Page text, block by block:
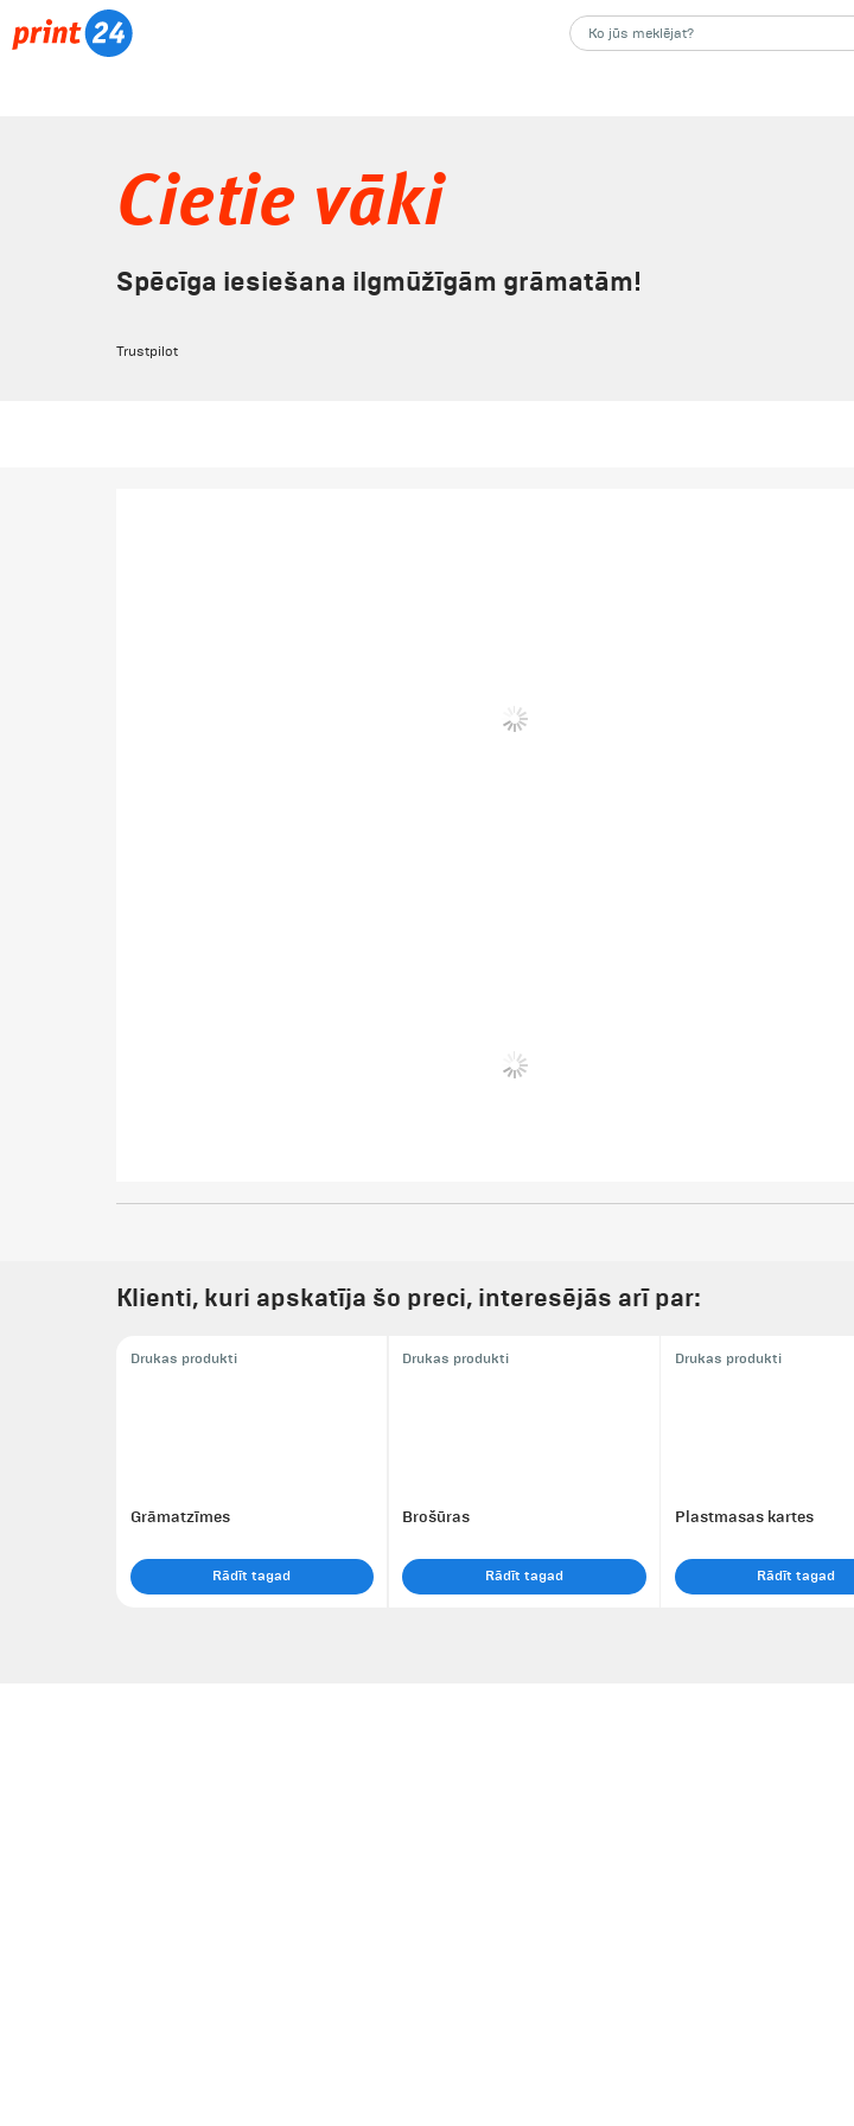
Cietie vāki
Spēcīga iesiešana ilgmūžīgām grāmatām!
Trustpilot
Klienti, kuri apskatīja šo preci, interesējās arī par:
Drukas produkti
Grāmatzīmes
Rādīt tagad
Drukas produkti
Brošūras
Rādīt tagad
Drukas produkti
Plastmasas kartes
Rādīt tagad